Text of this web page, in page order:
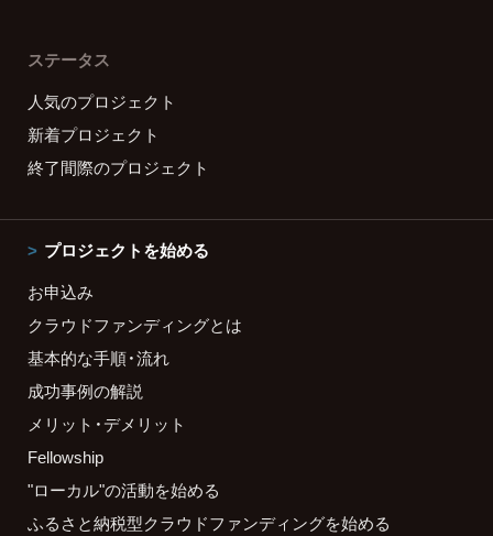
ステータス
人気のプロジェクト
新着プロジェクト
終了間際のプロジェクト
プロジェクトを始める
お申込み
クラウドファンディングとは
基本的な手順・流れ
成功事例の解説
メリット・デメリット
Fellowship
"ローカル"の活動を始める
ふるさと納税型クラウドファンディングを始める